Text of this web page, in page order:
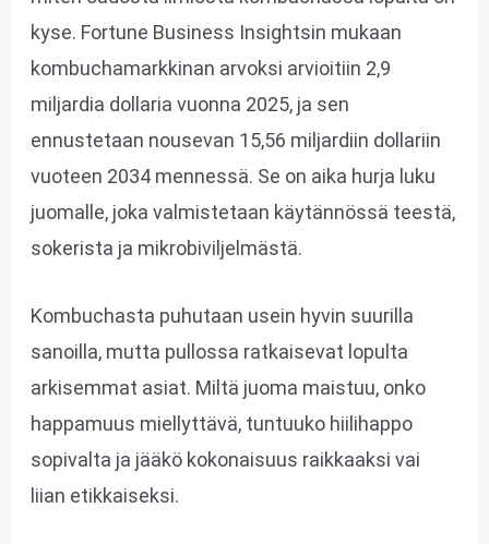
kyse. Fortune Business Insightsin mukaan
kombuchamarkkinan arvoksi arvioitiin 2,9
miljardia dollaria vuonna 2025, ja sen
ennustetaan nousevan 15,56 miljardiin dollariin
vuoteen 2034 mennessä. Se on aika hurja luku
juomalle, joka valmistetaan käytännössä teestä,
sokerista ja mikrobiviljelmästä.
Kombuchasta puhutaan usein hyvin suurilla
sanoilla, mutta pullossa ratkaisevat lopulta
arkisemmat asiat. Miltä juoma maistuu, onko
happamuus miellyttävä, tuntuuko hiilihappo
sopivalta ja jääkö kokonaisuus raikkaaksi vai
liian etikkaiseksi.